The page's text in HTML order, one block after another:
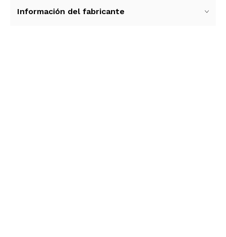
rayones suciedad derrames accidentales y
Información del fabricante